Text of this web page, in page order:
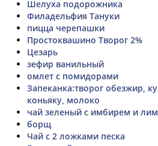
Шелуха подорожника
Филадельфия Тануки
пицца черепашки
Простоквашино Творог 2%
Цезарь
зефир ванильный
омлет с помидорами
Запеканка:творог обезжир,
коньяку, молоко
чай зеленый с имбирем и
борщ
Чай с 2 ложками песка